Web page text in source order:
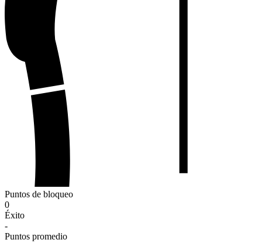
Puntos de bloqueo
0
Éxito
-
Puntos promedio